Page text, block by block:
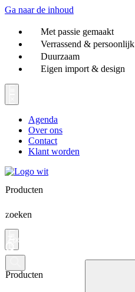
Ga naar de inhoud
Met passie gemaakt
Verrassend & persoonlijk
Duurzaam
Eigen import & design
Agenda
Over ons
Contact
Klant worden
Producten
zoeken
Producten